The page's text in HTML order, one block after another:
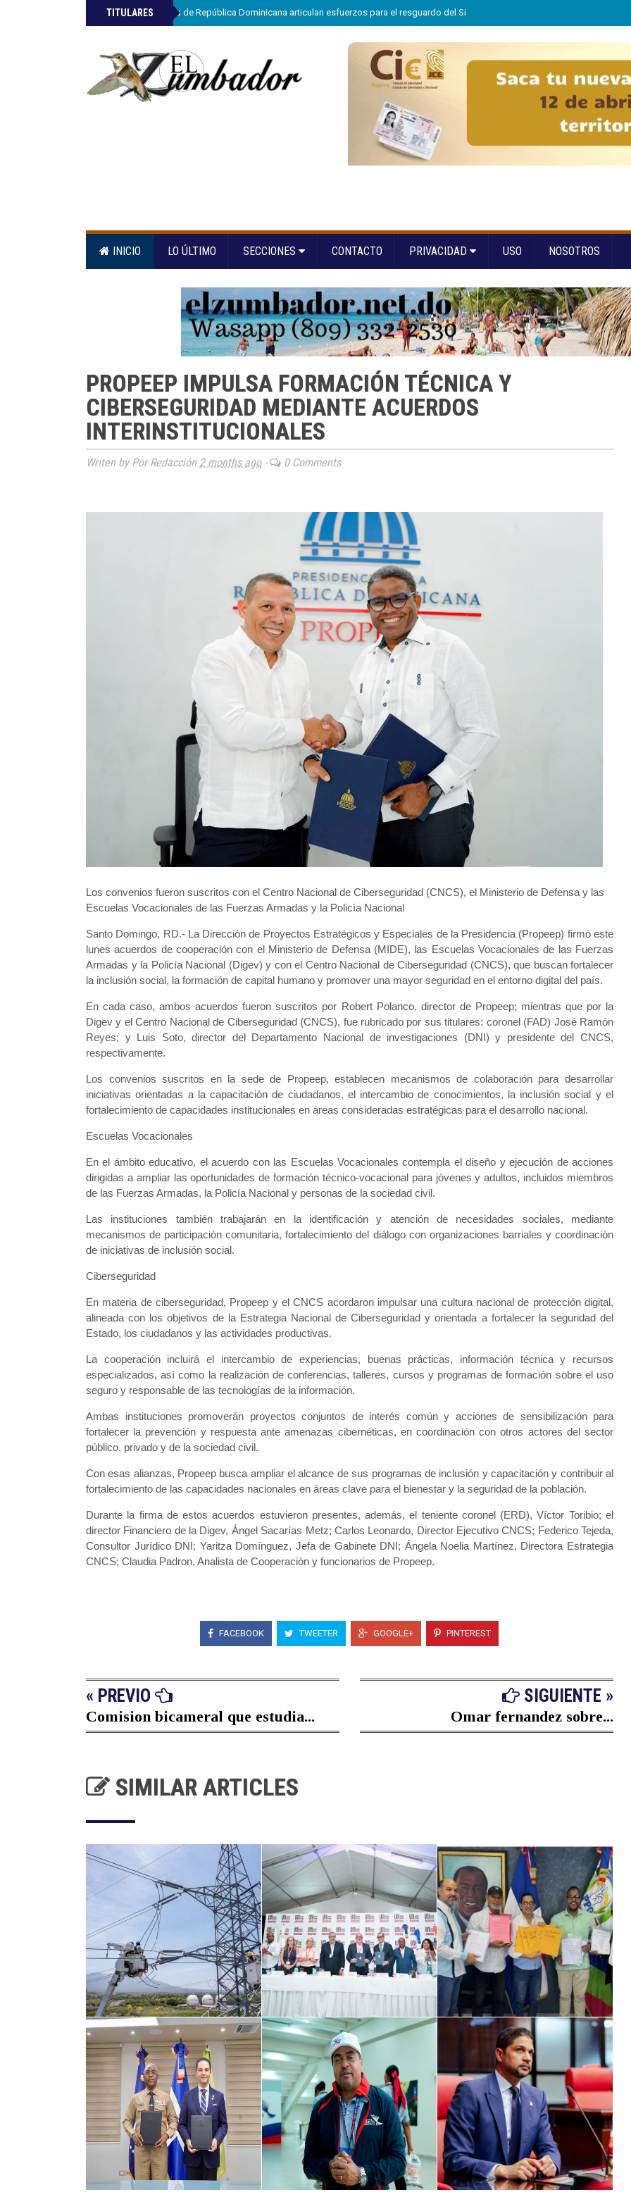
TITULARES
»ETED y la Armada de República Dominicana articulan esfuerzos para el resguardo del Sistema de Transmisión Eléctrica
INICIO LO ÚLTIMO SECCIONES CONTACTO PRIVACIDAD USO NOSOTROS
PROPEEP IMPULSA FORMACIÓN TÉCNICA Y
CIBERSEGURIDAD MEDIANTE ACUERDOS
INTERINSTITUCIONALES
Writen by Por Redacción 2 months ago- 0 Comments
Los convenios fueron suscritos con el Centro Nacional de Ciberseguridad (CNCS), el Ministerio de Defensa y las
Escuelas Vocacionales de las Fuerzas Armadas y la Policía Nacional
Santo Domingo, RD.- La Dirección de Proyectos Estratégicos y Especiales de la Presidencia (Propeep) firmó este
lunes acuerdos de cooperación con el Ministerio de Defensa (MIDE), las Escuelas Vocacionales de las Fuerzas
Armadas y la Policía Nacional (Digev) y con el Centro Nacional de Ciberseguridad (CNCS), que buscan fortalecer
la inclusión social, la formación de capital humano y promover una mayor seguridad en el entorno digital del país.
En cada caso, ambos acuerdos fueron suscritos por Robert Polanco, director de Propeep; mientras que por la
Digev y el Centro Nacional de Ciberseguridad (CNCS), fue rubricado por sus titulares: coronel (FAD) José Ramón
Reyes; y Luis Soto, director del Departamento Nacional de investigaciones (DNI) y presidente del CNCS,
respectivamente.
Los convenios suscritos en la sede de Propeep, establecen mecanismos de colaboración para desarrollar
iniciativas orientadas a la capacitación de ciudadanos, el intercambio de conocimientos, la inclusión social y el
fortalecimiento de capacidades institucionales en áreas consideradas estratégicas para el desarrollo nacional.
Escuelas Vocacionales
En el ámbito educativo, el acuerdo con las Escuelas Vocacionales contempla el diseño y ejecución de acciones
dirigidas a ampliar las oportunidades de formación técnico-vocacional para jóvenes y adultos, incluidos miembros
de las Fuerzas Armadas, la Policía Nacional y personas de la sociedad civil.
Las instituciones también trabajarán en la identificación y atención de necesidades sociales, mediante
mecanismos de participación comunitaria, fortalecimiento del diálogo con organizaciones barriales y coordinación
de iniciativas de inclusión social.
Ciberseguridad
En materia de ciberseguridad, Propeep y el CNCS acordaron impulsar una cultura nacional de protección digital,
alineada con los objetivos de la Estrategia Nacional de Ciberseguridad y orientada a fortalecer la seguridad del
Estado, los ciudadanos y las actividades productivas.
La cooperación incluirá el intercambio de experiencias, buenas prácticas, información técnica y recursos
especializados, así como la realización de conferencias, talleres, cursos y programas de formación sobre el uso
seguro y responsable de las tecnologías de la información.
Ambas instituciones promoverán proyectos conjuntos de interés común y acciones de sensibilización para
fortalecer la prevención y respuesta ante amenazas cibernéticas, en coordinación con otros actores del sector
público, privado y de la sociedad civil.
Con esas alianzas, Propeep busca ampliar el alcance de sus programas de inclusión y capacitación y contribuir al
fortalecimiento de las capacidades nacionales en áreas clave para el bienestar y la seguridad de la población.
Durante la firma de estos acuerdos estuvieron presentes, además, el teniente coronel (ERD), Víctor Toribio; el
director Financiero de la Digev, Ángel Sacarías Metz; Carlos Leonardo, Director Ejecutivo CNCS; Federico Tejeda,
Consultor Jurídico DNI; Yaritza Domínguez, Jefa de Gabinete DNI; Ángela Noelia Martínez, Directora Estrategia
CNCS; Claudia Padron, Analista de Cooperación y funcionarios de Propeep.
FACEBOOK TWEETER GOOGLE+ PINTEREST
« PREVIO
Comision bicameral que estudia...
SIGUIENTE »
Omar fernandez sobre...
SIMILAR ARTICLES